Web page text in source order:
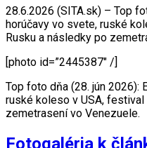
28.6.2026 (SITA.sk) – Top
horúčavy vo svete, ruské
Rusku a následky po
[photo id=”2445387″ /]
Top foto dňa (28. jún 2026):
ruské koleso v USA,
zemetrasení vo Venezuele.
Fotogaléria k